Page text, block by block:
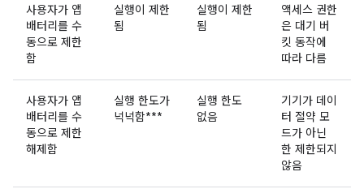
사용자가 앱
배터리를 수
동으로 제한
함
실행이 제한
됨
실행이 제한
됨
액세스 권한
은 대기 버
킷 동작에
따라 다름
사용자가 앱
배터리를 수
동으로 제한
해제함
실행 한도가
넉넉함***
실행 한도
없음
기기가 데이
터 절약 모
드가 아닌
한 제한되지
않음